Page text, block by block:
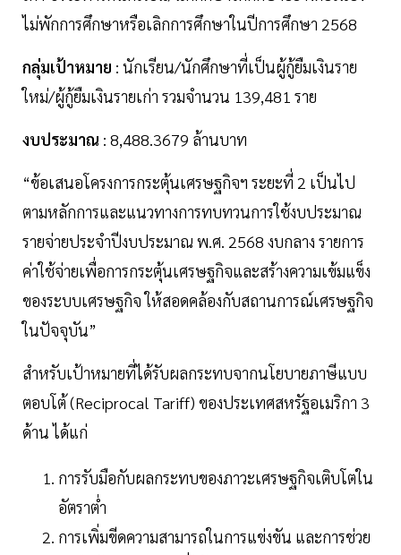
ไม่พักการศึกษาหรือเลิกการศึกษาในปีการศึกษา 2568
กลุ่มเป้าหมาย : นักเรียน/นักศึกษาที่เป็นผู้กู้ยืมเงินราย
ใหม่/ผู้กู้ยืมเงินรายเก่า รวมจำนวน 139,481 ราย
งบประมาณ : 8,488.3679 ล้านบาท
“ข้อเสนอโครงการกระตุ้นเศรษฐกิจฯ ระยะที่ 2 เป็นไป
ตามหลักการและแนวทางการทบทวนการใช้งบประมาณ
รายจ่ายประจำปีงบประมาณ พ.ศ. 2568 งบกลาง รายการ
ค่าใช้จ่ายเพื่อการกระตุ้นเศรษฐกิจและสร้างความเข้มแข็ง
ของระบบเศรษฐกิจ ให้สอดคล้องกับสถานการณ์เศรษฐกิจ
ในปัจจุบัน”
สำหรับเป้าหมายที่ได้รับผลกระทบจากนโยบายภาษีแบบ
ตอบโต้ (Reciprocal Tariff) ของประเทศสหรัฐอเมริกา 3
ด้าน ได้แก่
การรับมือกับผลกระทบของภาวะเศรษฐกิจเติบโตใน
อัตราต่ำ
การเพิ่มขีดความสามารถในการแข่งขัน และการช่วย